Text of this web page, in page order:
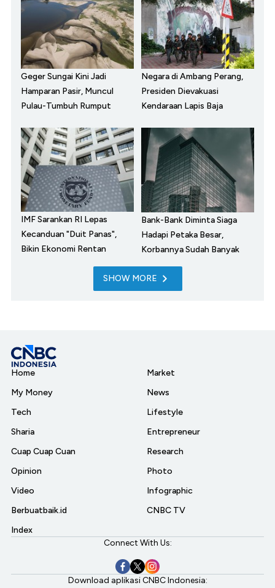
Geger Sungai Kini Jadi
Hamparan Pasir, Muncul
Pulau-Tumbuh Rumput
Negara di Ambang Perang,
Presiden Dievakuasi
Kendaraan Lapis Baja
IMF Sarankan RI Lepas
Kecanduan "Duit Panas",
Bikin Ekonomi Rentan
Bank-Bank Diminta Siaga
Hadapi Petaka Besar,
Korbannya Sudah Banyak
SHOW MORE
Home
My Money
Tech
Sharia
Cuap Cuap Cuan
Opinion
Video
Berbuatbaik.id
Index
Market
News
Lifestyle
Entrepreneur
Research
Photo
Infographic
CNBC TV
Connect With Us:
Download aplikasi CNBC Indonesia: